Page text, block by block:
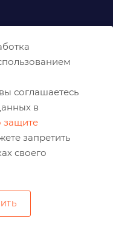
соглашаетесь
в
запретить
своего